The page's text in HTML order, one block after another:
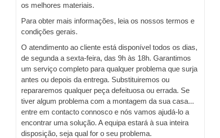
os melhores materiais.
Para obter mais informações, leia os nossos termos e
condições gerais.
O atendimento ao cliente está disponível todos os dias,
de segunda a sexta-feira, das 9h às 18h. Garantimos
um serviço completo para qualquer problema que surja
antes ou depois da entrega. Substituiremos ou
repararemos qualquer peça defeituosa ou errada. Se
tiver algum problema com a montagem da sua casa...
entre em contacto connosco e nós vamos ajudá-lo a
encontrar uma solução. A equipa estará à sua inteira
disposição, seja qual for o seu problema.